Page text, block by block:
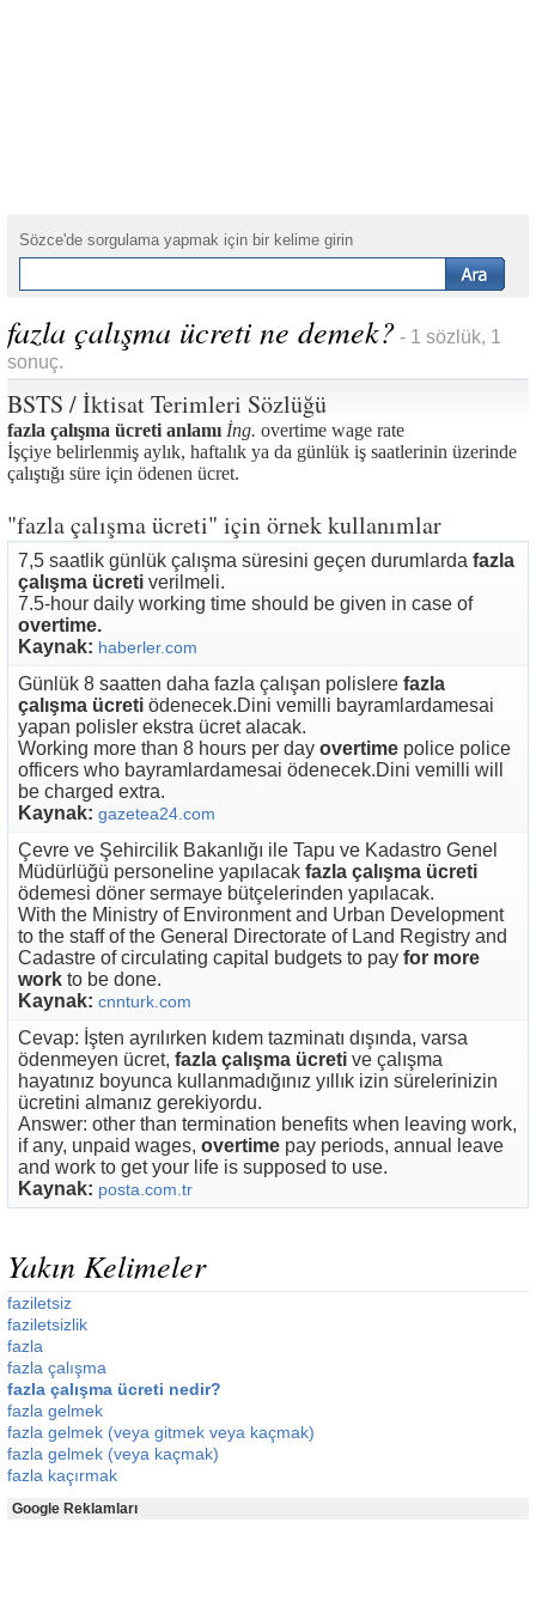
Sözce'de sorgulama yapmak için bir kelime girin
fazla çalışma ücreti ne demek? - 1 sözlük, 1
sonuç.
BSTS / İktisat Terimleri Sözlüğü
fazla çalışma ücreti anlamı İng. overtime wage rate
İşçiye belirlenmiş aylık, haftalık ya da günlük iş saatlerinin üzerinde
çalıştığı süre için ödenen ücret.
"fazla çalışma ücreti" için örnek kullanımlar
7,5 saatlik günlük çalışma süresini geçen durumlarda fazla
çalışma ücreti verilmeli.
7.5-hour daily working time should be given in case of
overtime.
Kaynak: haberler.com
Günlük 8 saatten daha fazla çalışan polislere fazla
çalışma ücreti ödenecek.Dini vemilli bayramlardamesai
yapan polisler ekstra ücret alacak.
Working more than 8 hours per day overtime police police
officers who bayramlardamesai ödenecek.Dini vemilli will
be charged extra.
Kaynak: gazetea24.com
Çevre ve Şehircilik Bakanlığı ile Tapu ve Kadastro Genel
Müdürlüğü personeline yapılacak fazla çalışma ücreti
ödemesi döner sermaye bütçelerinden yapılacak.
With the Ministry of Environment and Urban Development
to the staff of the General Directorate of Land Registry and
Cadastre of circulating capital budgets to pay for more
work to be done.
Kaynak: cnnturk.com
Cevap: İşten ayrılırken kıdem tazminatı dışında, varsa
ödenmeyen ücret, fazla çalışma ücreti ve çalışma
hayatınız boyunca kullanmadığınız yıllık izin sürelerinizin
ücretini almanız gerekiyordu.
Answer: other than termination benefits when leaving work,
if any, unpaid wages, overtime pay periods, annual leave
and work to get your life is supposed to use.
Kaynak: posta.com.tr
Yakın Kelimeler
faziletsiz
faziletsizlik
fazla
fazla çalışma
fazla çalışma ücreti nedir?
fazla gelmek
fazla gelmek (veya gitmek veya kaçmak)
fazla gelmek (veya kaçmak)
fazla kaçırmak
Google Reklamları